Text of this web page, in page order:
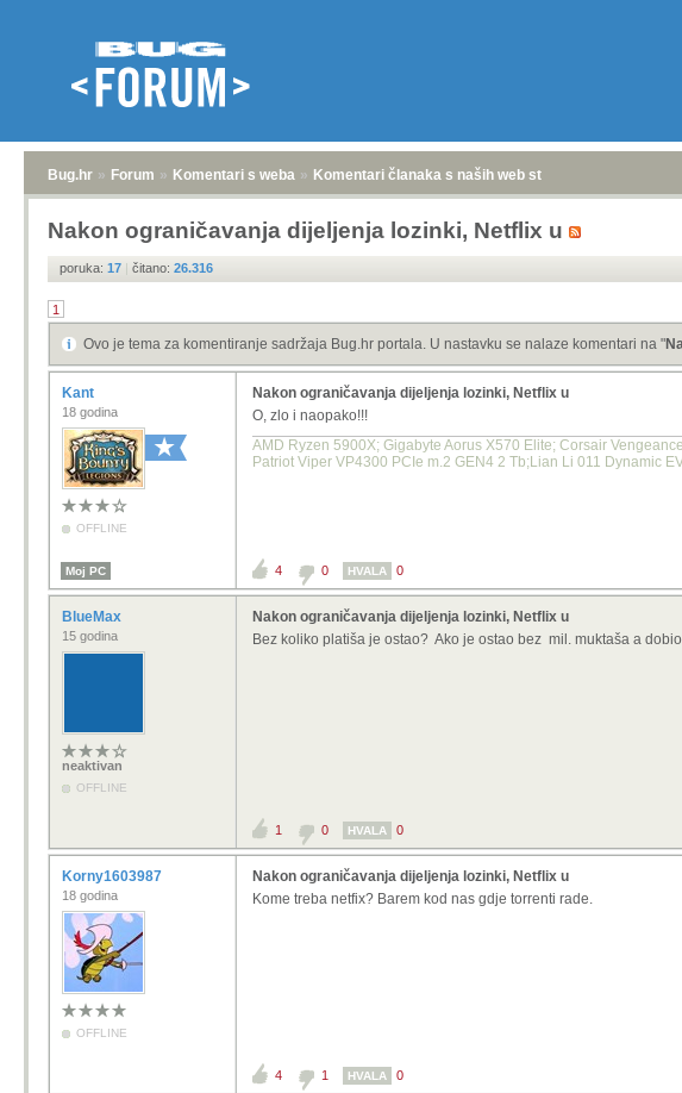
Bug.hr » Forum » Komentari s weba » Komentari članaka s naših web stranica
Nakon ograničavanja dijeljenja lozinki, Netflix u
poruka: 17 | čitano: 26.316
1
Ovo je tema za komentiranje sadržaja Bug.hr portala. U nastavku se nalaze komentari na "
Kant
18 godina
OFFLINE
Nakon ograničavanja dijeljenja lozinki, Netflix u
O, zlo i naopako!!!
AMD Ryzen 5900X; Gigabyte Aorus X570 Elite; Corsair
Patriot Viper VP4300 PCIe m.2 GEN4 2 Tb;Lian Li 011 Dynamic
Moj PC 4 0 HVALA 0
BlueMax
15 godina
neaktivan
OFFLINE
Nakon ograničavanja dijeljenja lozinki, Netflix u
Bez koliko platiša je ostao? Ako je ostao bez mil. muktaša a
1 0 HVALA 0
Korny1603987
18 godina
OFFLINE
Nakon ograničavanja dijeljenja lozinki, Netflix u
Kome treba netfix? Barem kod nas gdje torrenti rade.
4 1 HVALA 0